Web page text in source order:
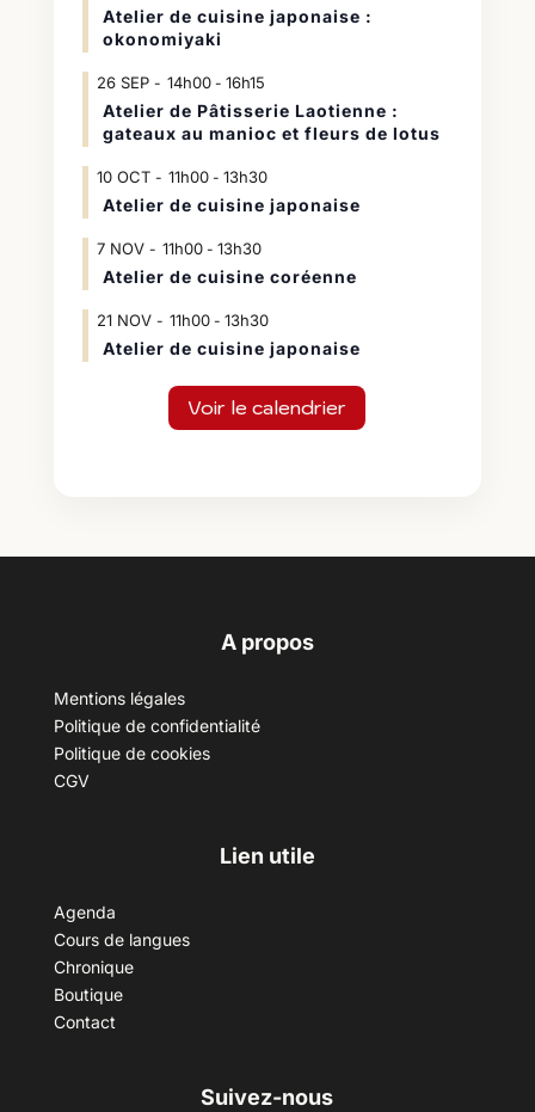
Atelier de cuisine japonaise :
okonomiyaki
26 SEP 14h00- 16h15
Atelier de Pâtisserie Laotienne :
gateaux au manioc et fleurs de lotus
10 OCT 11h00- 13h30
Atelier de cuisine japonaise
7 NOV 11h00- 13h30
Atelier de cuisine coréenne
21 NOV 11h00- 13h30
Atelier de cuisine japonaise
Voir le calendrier
A propos
Mentions légales
Politique de confidentialité
Politique de cookies
CGV
Lien utile
Agenda
Cours de langues
Chronique
Boutique
Contact
Suivez-nous